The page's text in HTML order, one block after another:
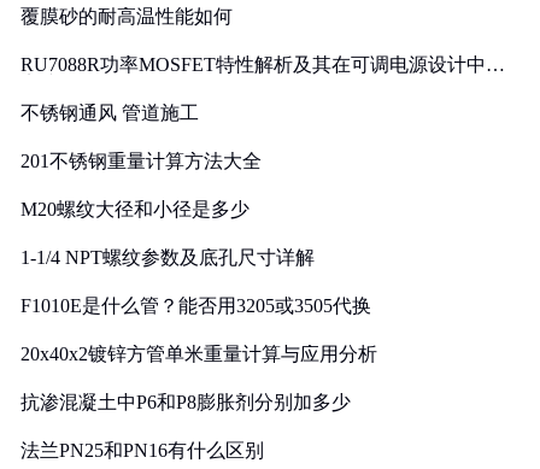
覆膜砂的耐高温性能如何
RU7088R功率MOSFET特性解析及其在可调电源设计中的
不锈钢通风 管道施工
201不锈钢重量计算方法大全
M20螺纹大径和小径是多少
1-1/4 NPT螺纹参数及底孔尺寸详解
F1010E是什么管？能否用3205或3505代换
20x40x2镀锌方管单米重量计算与应用分析
抗渗混凝土中P6和P8膨胀剂分别加多少
法兰PN25和PN16有什么区别